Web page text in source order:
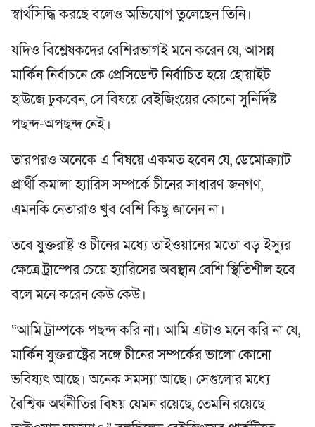
স্বার্থসিদ্ধি করছে বলেও অভিযোগ তুলেছেন তিনি।
যদিও বিশ্লেষকদের বেশিরভাগই মনে করেন যে, আসন্ন
মার্কিন নির্বাচনে কে প্রেসিডেন্ট নির্বাচিত হয়ে হোয়াইট
হাউজে ঢুকবেন, সে বিষয়ে বেইজিংয়ের কোনো সুনির্দিষ্ট
পছন্দ-অপছন্দ নেই।
তারপরও অনেকে এ বিষয়ে একমত হবেন যে, ডেমোক্র্যাট
প্রার্থী কমালা হ্যারিস সম্পর্কে চীনের সাধারণ জনগণ,
এমনকি নেতারাও খুব বেশি কিছু জানেন না।
তবে যুক্তরাষ্ট্র ও চীনের মধ্যে তাইওয়ানের মতো বড় ইস্যুর
ক্ষেত্রে ট্রাম্পের চেয়ে হ্যারিসের অবস্থান বেশি স্থিতিশীল হবে
বলে মনে করেন কেউ কেউ।
“আমি ট্রাম্পকে পছন্দ করি না। আমি এটাও মনে করি না যে,
মার্কিন যুক্তরাষ্ট্রের সঙ্গে চীনের সম্পর্কের ভালো কোনো
ভবিষ্যৎ আছে। অনেক সমস্যা আছে। সেগুলোর মধ্যে
বৈশ্বিক অর্থনীতির বিষয় যেমন রয়েছে, তেমনি রয়েছে